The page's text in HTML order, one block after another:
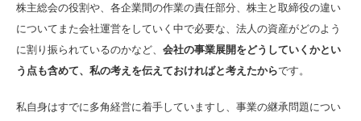
株主総会の役割や、各企業間の作業の責任部分、株主と取締役の違い
についてまた会社運営をしていく中で必要な、法人の資産がどのよう
に割り振られているのかなど、 会社の事業展開をどうしていくかとい
う点も含めて、私の考えを伝えておければと考えたからです。
私自身はすでに多角経営に着手していますし、事業の継承問題につい